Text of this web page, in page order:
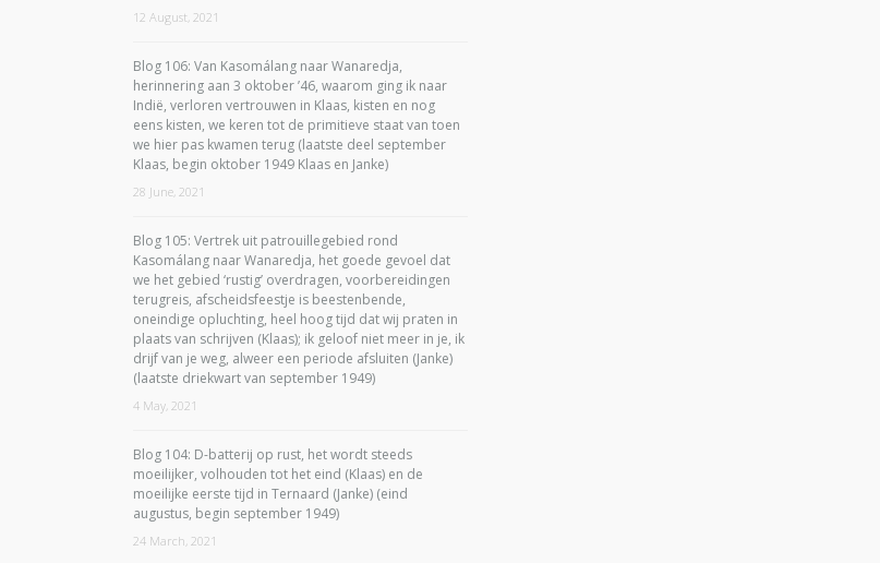
12 August, 2021
Blog 106: Van Kasomálang naar Wanaredja,
herinnering aan 3 oktober ’46, waarom ging ik naar
Indië, verloren vertrouwen in Klaas, kisten en nog
eens kisten, we keren tot de primitieve staat van toen
we hier pas kwamen terug (laatste deel september
Klaas, begin oktober 1949 Klaas en Janke)
28 June, 2021
Blog 105: Vertrek uit patrouillegebied rond
Kasomálang naar Wanaredja, het goede gevoel dat
we het gebied ‘rustig’ overdragen, voorbereidingen
terugreis, afscheidsfeestje is beestenbende,
oneindige opluchting, heel hoog tijd dat wij praten in
plaats van schrijven (Klaas); ik geloof niet meer in je, ik
drijf van je weg, alweer een periode afsluiten (Janke)
(laatste driekwart van september 1949)
4 May, 2021
Blog 104: D-batterij op rust, het wordt steeds
moeilijker, volhouden tot het eind (Klaas) en de
moeilijke eerste tijd in Ternaard (Janke) (eind
augustus, begin september 1949)
24 March, 2021